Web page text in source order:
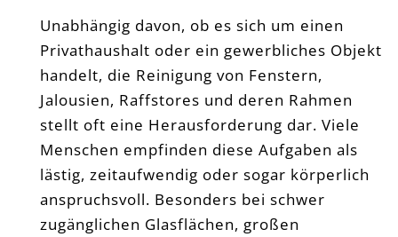
Unabhängig davon, ob es sich um einen
Privathaushalt oder ein gewerbliches Objekt
handelt, die Reinigung von Fenstern,
Jalousien, Raffstores und deren Rahmen
stellt oft eine Herausforderung dar. Viele
Menschen empfinden diese Aufgaben als
lästig, zeitaufwendig oder sogar körperlich
anspruchsvoll. Besonders bei schwer
zugänglichen Glasflächen, großen